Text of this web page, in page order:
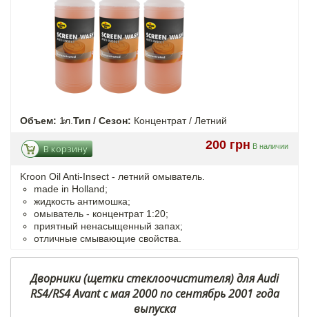
Объем: 1л. Тип / Сезон: Концентрат / Летний
200 грн В наличии
В корзину
Kroon Oil Anti-Insect - летний омыватель.
made in Holland;
жидкость антимошка;
омыватель - концентрат 1:20;
приятный ненасыщенный запах;
отличные смывающие свойства.
Дворники (щетки стеклоочистителя) для Audi
RS4/RS4 Avant с мая 2000 по сентябрь 2001 года
выпуска